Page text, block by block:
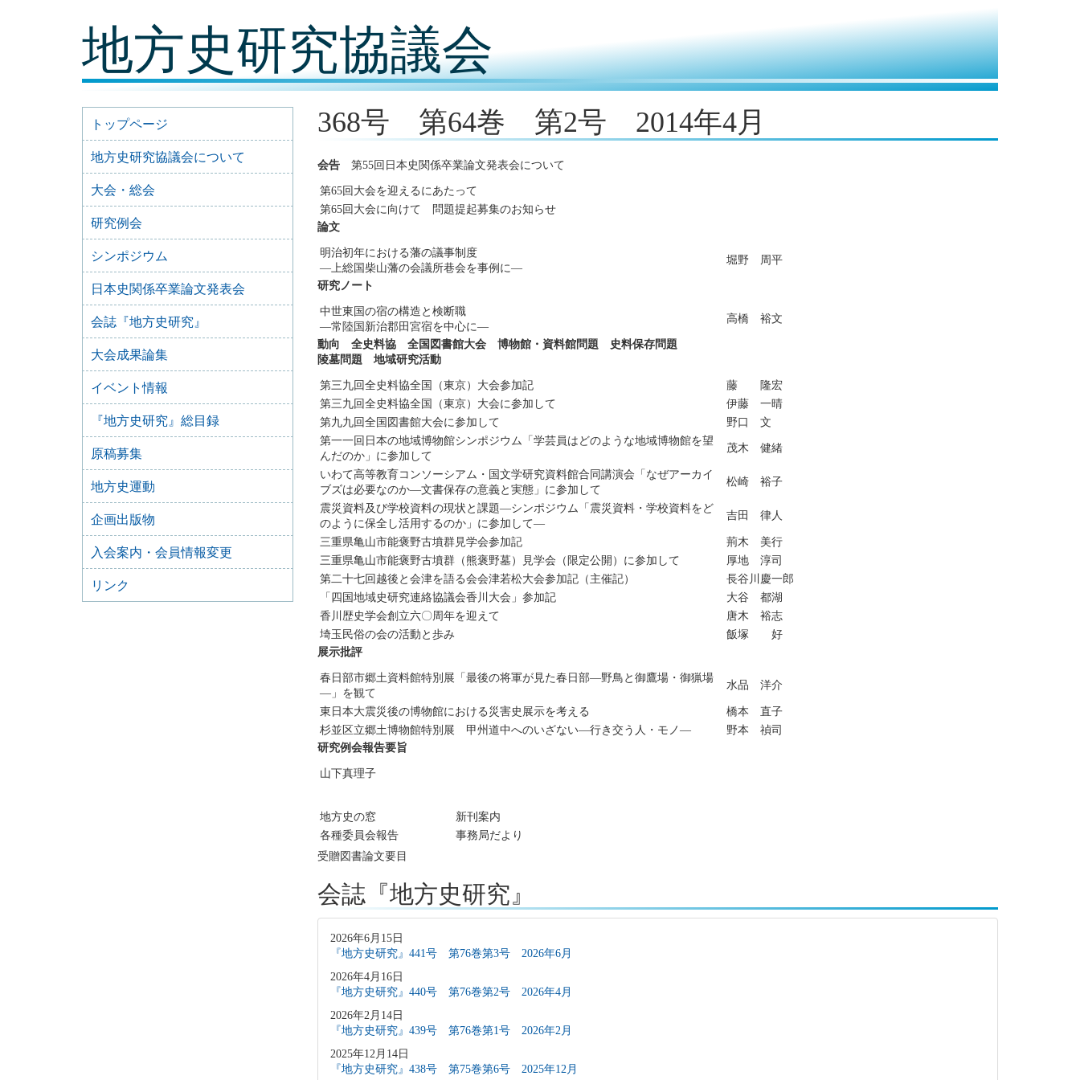
地方史研究協議会
368号 第64巻 第2号 2014年4月
会告第55回日本史関係卒業論文発表会について
第65回大会を迎えるにあたって
第65回大会に向けて 問題提起募集のお知らせ
論文
明治初年における藩の議事制度
―上総国柴山藩の会議所巷会を事例に―
堀野 周平
研究ノート
中世東国の宿の構造と検断職
―常陸国新治郡田宮宿を中心に―
高橋 裕文
動向 全史料協 全国図書館大会 博物館・資料館問題 史料保存問題
陵墓問題 地域研究活動
第三九回全史料協全国（東京）大会参加記
藤 隆宏
第三九回全史料協全国（東京）大会に参加して
伊藤 一晴
第九九回全国図書館大会に参加して
野口 文
第一一回日本の地域博物館シンポジウム「学芸員はどのような地域博物館を望
んだのか」に参加して
茂木 健緒
いわて高等教育コンソーシアム・国文学研究資料館合同講演会「なぜアーカイ
ブズは必要なのか―文書保存の意義と実態」に参加して
松崎 裕子
震災資料及び学校資料の現状と課題―シンポジウム「震災資料・学校資料をど
のように保全し活用するのか」に参加して―
吉田 律人
三重県亀山市能褒野古墳群見学会参加記
荊木 美行
三重県亀山市能褒野古墳群（熊褒野墓）見学会（限定公開）に参加して
厚地 淳司
第二十七回越後と会津を語る会会津若松大会参加記（主催記）
長谷川慶一郎
「四国地域史研究連絡協議会香川大会」参加記
大谷 都湖
香川歴史学会創立六〇周年を迎えて
唐木 裕志
埼玉民俗の会の活動と歩み
飯塚 好
展示批評
春日部市郷土資料館特別展「最後の将軍が見た春日部―野鳥と御鷹場・御猟場
―」を観て
水品 洋介
東日本大震災後の博物館における災害史展示を考える
橋本 直子
杉並区立郷土博物館特別展 甲州道中へのいざない―行き交う人・モノ―
野本 禎司
研究例会報告要旨
山下真理子
地方史の窓
新刊案内
各種委員会報告
事務局だより
受贈図書論文要目
会誌『地方史研究』
2026年6月15日
『地方史研究』441号 第76巻第3号 2026年6月
2026年4月16日
『地方史研究』440号 第76巻第2号 2026年4月
2026年2月14日
『地方史研究』439号 第76巻第1号 2026年2月
2025年12月14日
『地方史研究』438号 第75巻第6号 2025年12月
トップページ
地方史研究協議会について
大会・総会
研究例会
シンポジウム
日本史関係卒業論文発表会
会誌『地方史研究』
大会成果論集
イベント情報
『地方史研究』総目録
原稿募集
地方史運動
企画出版物
入会案内・会員情報変更
リンク